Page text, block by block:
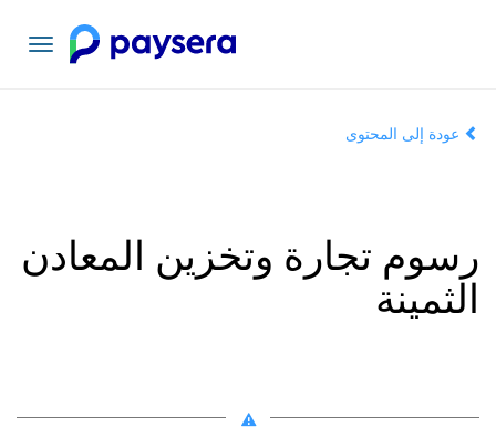
تبديل
التنقل
عودة إلى المحتوى
رسوم تجارة وتخزين المعادن
الثمينة